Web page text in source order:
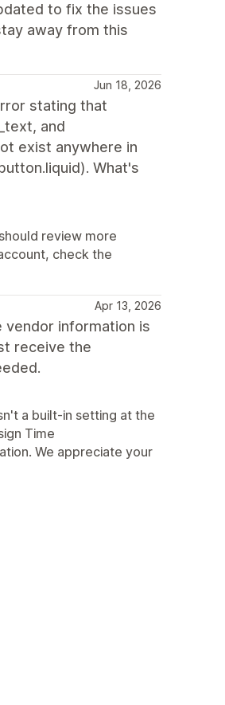
to fix the issues
away from this
Jun 18, 2026
stating that
and
exist anywhere in
What's
review more
check the
Apr 13, 2026
information is
receive the
a built-in setting at the
Time
We appreciate your